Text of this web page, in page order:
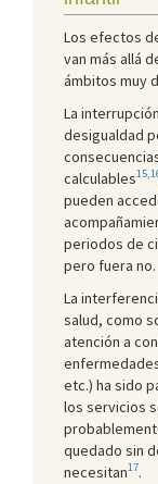
Los efectos
van más allá
ámbitos muy
La
desigualdad
calculables
pueden
periodos de
pero fuera no.
La
salud, como
atención a
etc.) ha sido
los servicios
quedado sin
necesitan17.